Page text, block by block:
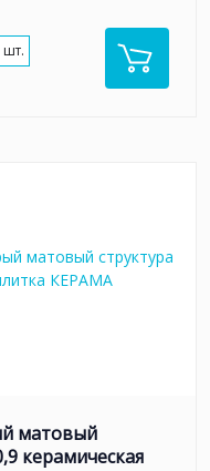
шт.
матовый
керамическая